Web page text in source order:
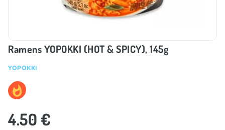
Ramens YOPOKKI (HOT & SPICY), 145g
YOPOKKI
4.50 €